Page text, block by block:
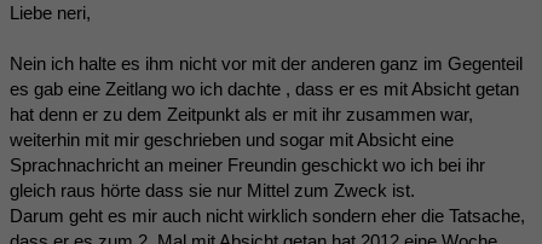
Liebe neri,
Nein ich halte es ihm nicht vor mit der anderen ganz im Gegenteil
es gab eine Zeitlang wo ich dachte , dass er es mit Absicht getan
hat denn er zu dem Zeitpunkt als er mit ihr zusammen war,
weiterhin mit mir geschrieben und sogar mit Absicht eine
Sprachnachricht an meiner Freundin geschickt wo ich bei ihr
gleich raus hörte dass sie nur Mittel zum Zweck ist.
Darum geht es mir auch nicht wirklich sondern eher die Tatsache,